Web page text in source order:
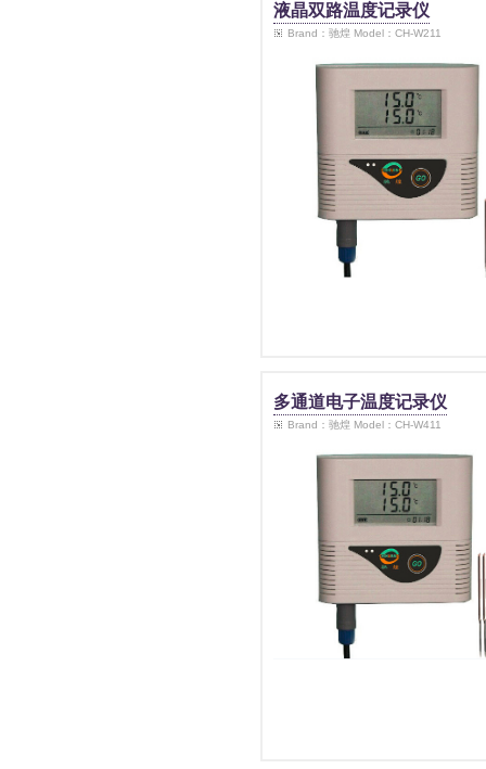
液晶双路温度记录仪
Brand：驰煌 Model：CH-W211
多通道电子温度记录仪
Brand：驰煌 Model：CH-W411